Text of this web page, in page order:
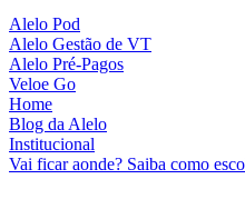
Alelo Pod
Alelo Gestão de VT
Alelo Pré-Pagos
Veloe Go
Home
Blog da Alelo
Institucional
Vai ficar aonde? Saiba como